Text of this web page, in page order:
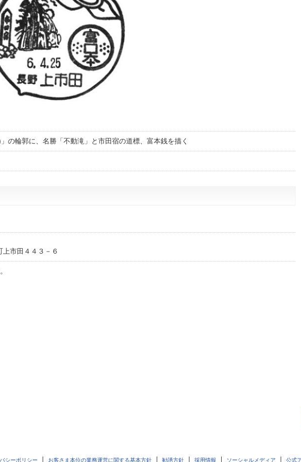
の輪郭に、名勝「不動滝」と市田宿の道標、富本銭を描く
市田４４３－６
シーポリシー お客さま本位の業務運営に関する基本方針 勧誘方針 採用情報 ソーシャルメディア 公式